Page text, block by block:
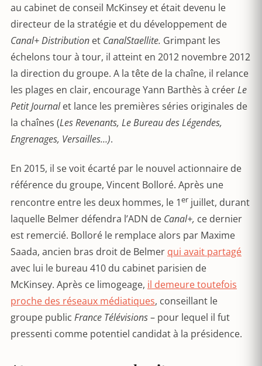
au cabinet de conseil McKinsey et était devenu le
directeur de la stratégie et du développement de
Canal+ Distribution et CanalStaellite. Grimpant les
échelons tour à tour, il atteint en 2012 novembre 2012
la direction du groupe. A la tête de la chaîne, il relance
les plages en clair, encourage Yann Barthès à créerLe
Petit Journalet lance les premières séries originales de
la chaînes (Les Revenants, Le Bureau des Légendes,
Engrenages, Versailles…).
En 2015, il se voit écarté par le nouvel actionnaire de
référence du groupe, Vincent Bolloré. Après une
rencontre entre les deux hommes, le 1er juillet, durant
laquelle Belmer défendra l’ADN de Canal+, ce dernier
est remercié. Bolloré le remplace alors par Maxime
Saada, ancien bras droit de Belmer qui avait partagé
avec lui le bureau 410 du cabinet parisien de
McKinsey. Après ce limogeage, il demeure toutefois
proche des réseaux médiatiques, conseillant le
groupe public France Télévisions– pour lequel il fut
pressenti comme potentiel candidat à la présidence.